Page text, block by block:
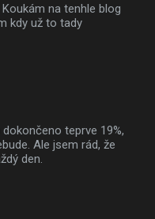
na tenhle blog
kdy už to tady
teprve 19%,
Ale jsem rád, že
den.